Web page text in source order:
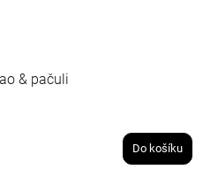
& pačuli
Do košíku